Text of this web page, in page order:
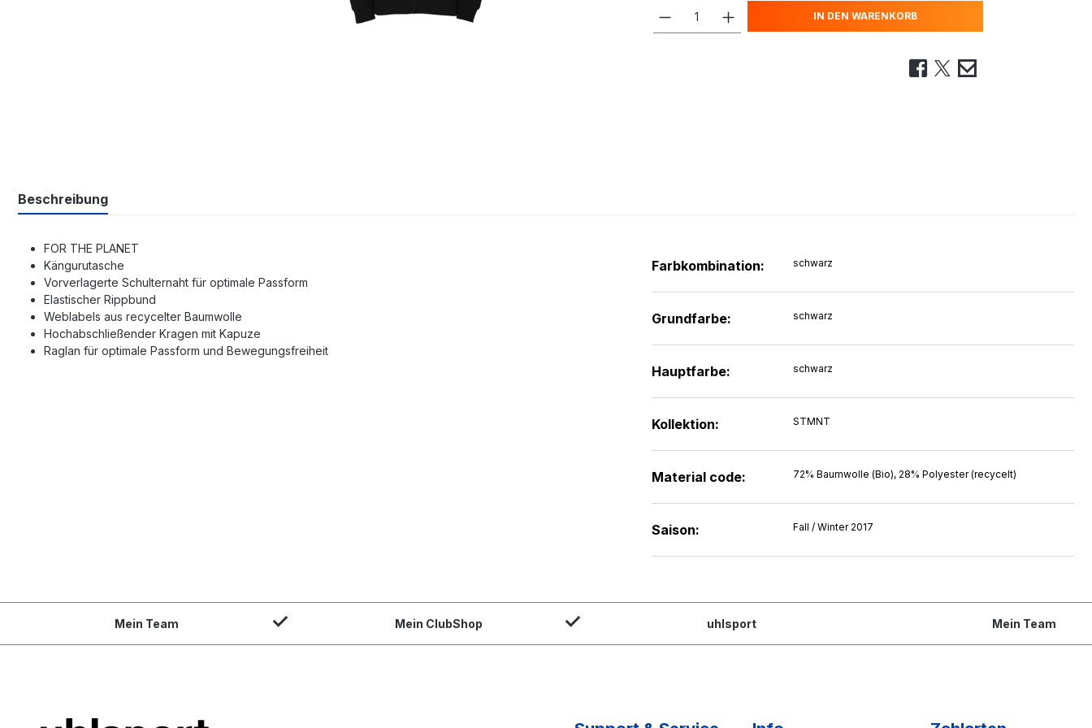
IN DEN WARENKORB
Beschreibung
FOR THE PLANET
Kängurutasche
Vorverlagerte Schulternaht für optimale Passform
Elastischer Rippbund
Weblabels aus recycelter Baumwolle
Hochabschließender Kragen mit Kapuze
Raglan für optimale Passform und Bewegungsfreiheit
Farbkombination: schwarz
Grundfarbe: schwarz
Hauptfarbe: schwarz
Kollektion: STMNT
Material code: 72% Baumwolle (Bio), 28% Polyester (recycelt)
Saison: Fall / Winter 2017
Mein Team Mein ClubShop uhlsport Mein Team